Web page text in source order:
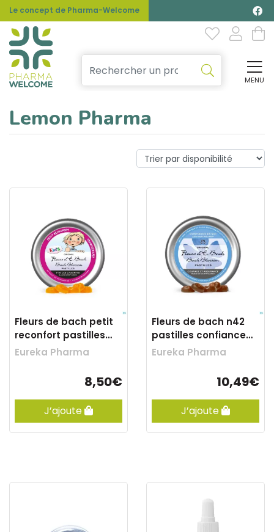
Le concept de Pharma-Welcome
MENU
Lemon Pharma
Fleurs de bach petit
reconfort pastilles
50g
Eureka Pharma
8,50€
J’ajoute
Fleurs de bach n42
pastilles confiance
50g
Eureka Pharma
10,49€
J’ajoute